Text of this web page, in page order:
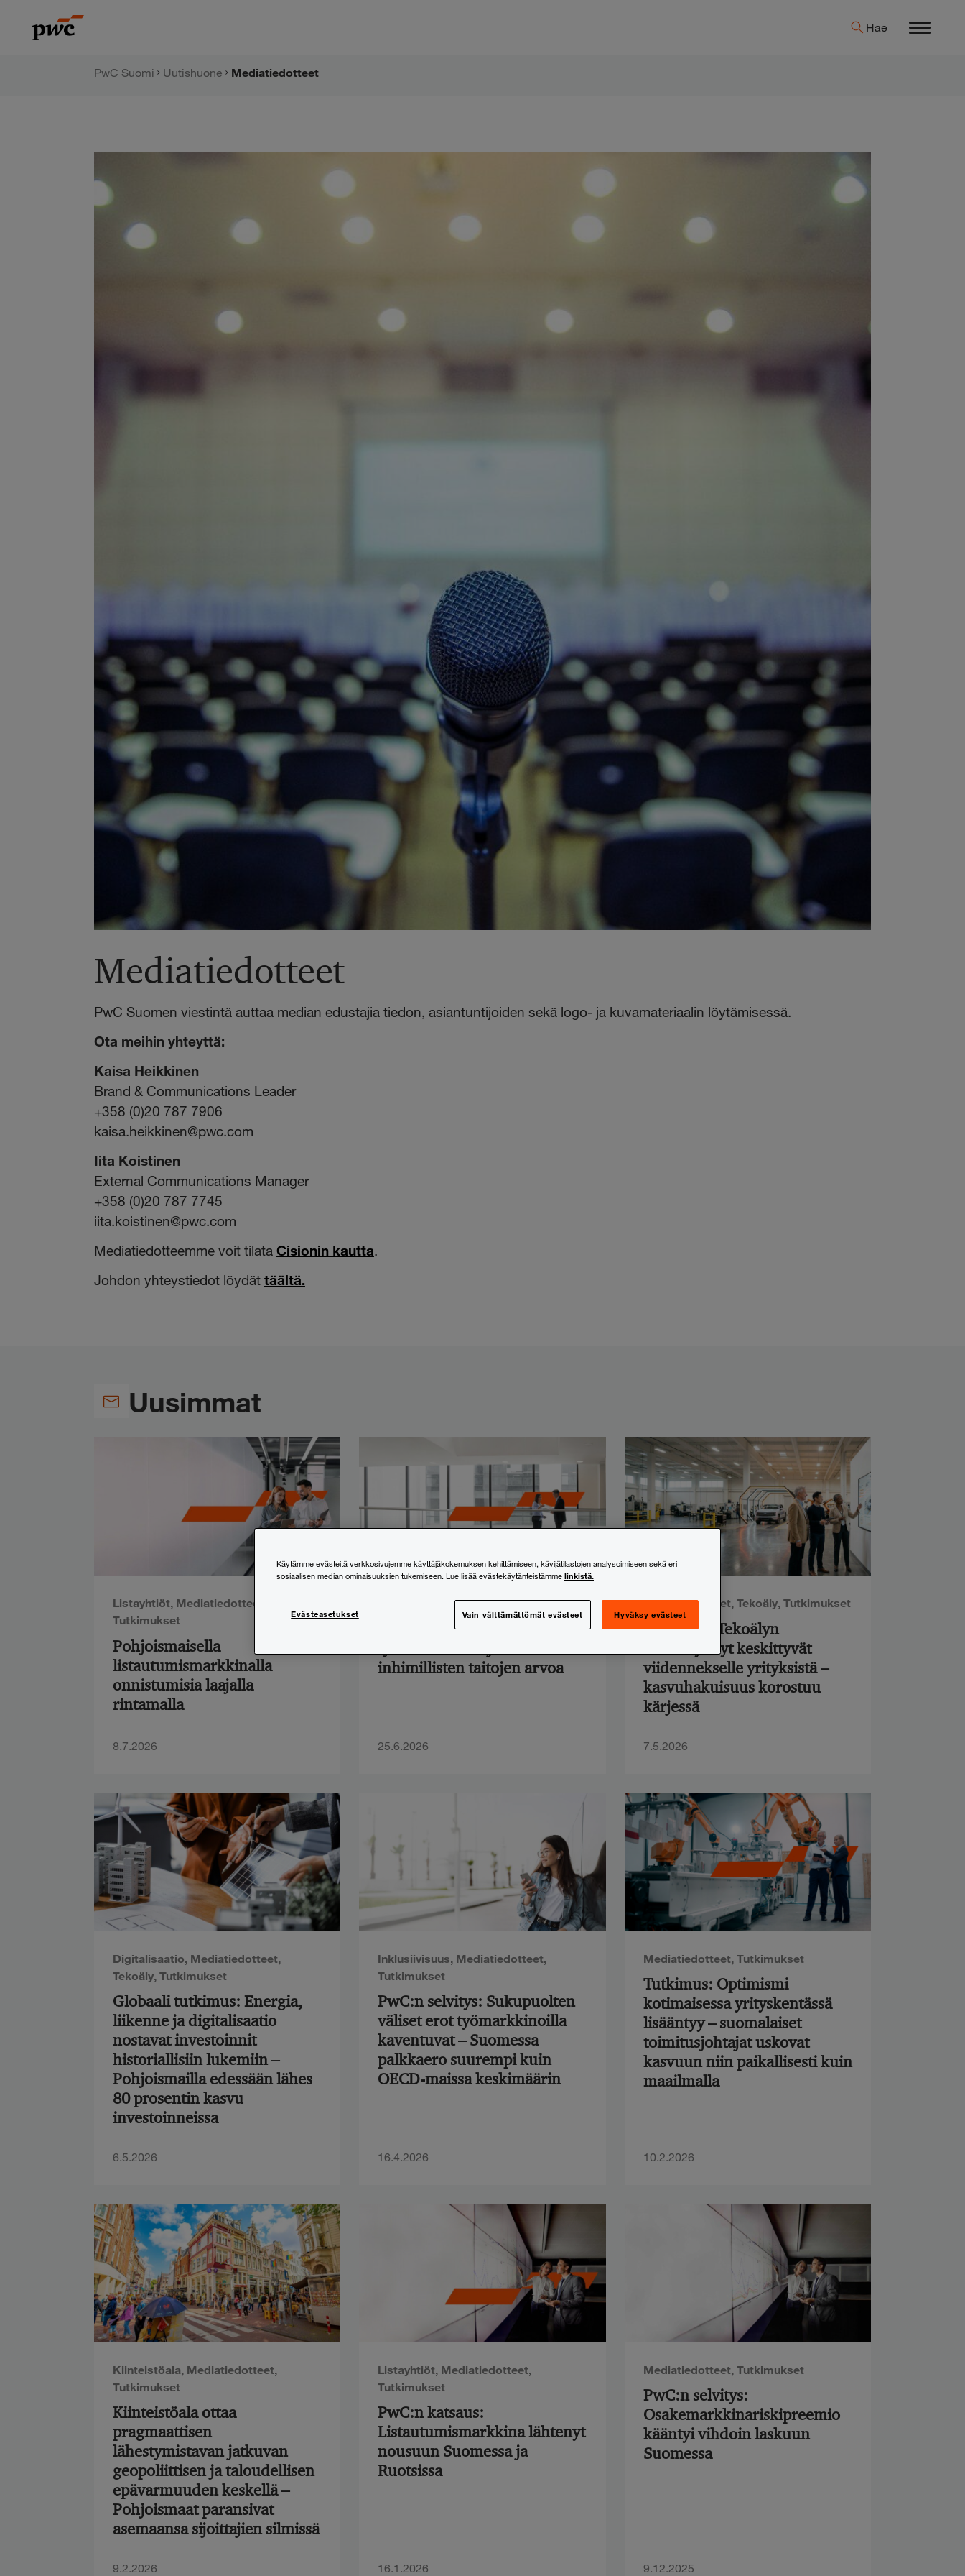
sisältöön
PwC:n
Hae Menu
PwC Suomi Uutishuone Mediatiedotteet
Mediatiedotteet
PwC Suomen viestintä auttaa median edustajia tiedon, asiantuntijoiden sekä logo- ja kuvamateriaalin löytämisessä.
Ota meihin yhteyttä:
Kaisa Heikkinen
Brand & Communications Leader
+358 (0)20 787 7906
kaisa.heikkinen@pwc.com
Iita Koistinen
External Communications Manager
+358 (0)20 787 7745
iita.koistinen@pwc.com
Mediatiedotteemme voit tilata Cisionin kautta.
Johdon yhteystiedot löydät täältä.
Uusimmat
Listayhtiöt, Mediatiedotteet
Tutkimukset
Pohjoismaisella
listautumismarkkinalla
onnistumisia laajalla
rintamalla
8.7.2026
Mediatiedotteet,Tekoäly,Tutkimukset
Tekoäly luo kaksijakoisia
inhimillisten taitojen arvoa
25.6.2026
Mediatiedotteet, Tekoäly, Tutkimukset
Tutkimus: Tekoälyn
taloushyödyt keskittyvät
viidennekselle yrityksistä –
kasvuhakuisuus korostuu
kärjessä
7.5.2026
Digitalisaatio, Mediatiedotteet,
Tekoäly,Tutkimukset
Globaali tutkimus: Energia,
liikenne ja digitalisaatio
nostavat investoinnit
historiallisiin lukemiin –
Pohjoismailla edessään lähes
80 prosentin kasvu
investoinneissa
6.5.2026
Inklusiivisuus, Mediatiedotteet,
Tutkimukset
PwC:n selvitys: Sukupuolten
väliset erot työmarkkinoilla
kaventuvat – Suomessa
palkkaero suurempi kuin
OECD-maissa keskimäärin
16.4.2026
Mediatiedotteet, Tutkimukset
Tutkimus: Optimismi
kotimaisessa yrityskentässä
lisääntyy – suomalaiset
toimitusjohtajat uskovat
kasvuun niin paikallisesti kuin
maailmalla
10.2.2026
Kiinteistöala, Mediatiedotteet,
Tutkimukset
Kiinteistöala ottaa
pragmaattisen
lähestymistavan jatkuvan
geopoliittisen ja taloudellisen
epävarmuuden keskellä –
Pohjoismaat paransivat
asemaansa sijoittajien silmissä
9.2.2026
Listayhtiöt, Mediatiedotteet,
Tutkimukset
PwC:n katsaus:
Listautumismarkkina lähtenyt
nousuun Suomessa ja
Ruotsissa
16.1.2026
Mediatiedotteet, Tutkimukset
PwC:n selvitys:
Osakemarkkinariskipreemio
kääntyi vihdoin laskuun
Suomessa
9.12.2025
Käytämme evästeitä verkkosivujemme käyttäjäkokemuksen kehittämiseen, kävijätilastojen analysoimiseen sekä eri
sosiaalisen median ominaisuuksien tukemiseen. Lue lisää evästekäytänteistämme linkistä.
Evästeasetukset Vain välttämättömät evästeet Hyväksy evästeet